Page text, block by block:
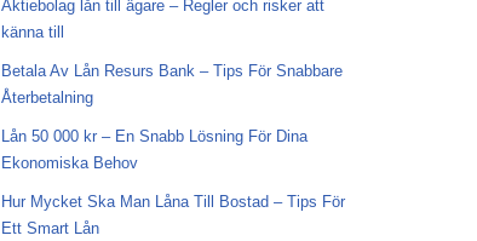
Aktiebolag lån till ägare – Regler och risker att
känna till
Betala Av Lån Resurs Bank – Tips För Snabbare
Återbetalning
Lån 50 000 kr – En Snabb Lösning För Dina
Ekonomiska Behov
Hur Mycket Ska Man Låna Till Bostad – Tips För
Ett Smart Lån